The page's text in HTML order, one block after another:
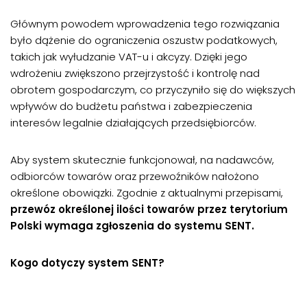
Głównym powodem wprowadzenia tego rozwiązania
było dążenie do ograniczenia oszustw podatkowych,
takich jak wyłudzanie VAT-u i akcyzy. Dzięki jego
wdrożeniu zwiększono przejrzystość i kontrolę nad
obrotem gospodarczym, co przyczyniło się do większych
wpływów do budżetu państwa i zabezpieczenia
interesów legalnie działających przedsiębiorców.
Aby system skutecznie funkcjonował, na nadawców,
odbiorców towarów oraz przewoźników nałożono
określone obowiązki. Zgodnie z aktualnymi przepisami,
przewóz określonej ilości towarów przez terytorium
Polski wymaga zgłoszenia do systemu SENT.
Kogo dotyczy system SENT?